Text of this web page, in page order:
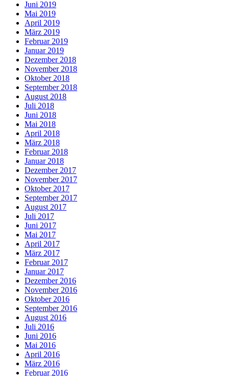
Juni 2019
Mai 2019
April 2019
März 2019
Februar 2019
Januar 2019
Dezember 2018
November 2018
Oktober 2018
September 2018
August 2018
Juli 2018
Juni 2018
Mai 2018
April 2018
März 2018
Februar 2018
Januar 2018
Dezember 2017
November 2017
Oktober 2017
September 2017
August 2017
Juli 2017
Juni 2017
Mai 2017
April 2017
März 2017
Februar 2017
Januar 2017
Dezember 2016
November 2016
Oktober 2016
September 2016
August 2016
Juli 2016
Juni 2016
Mai 2016
April 2016
März 2016
Februar 2016